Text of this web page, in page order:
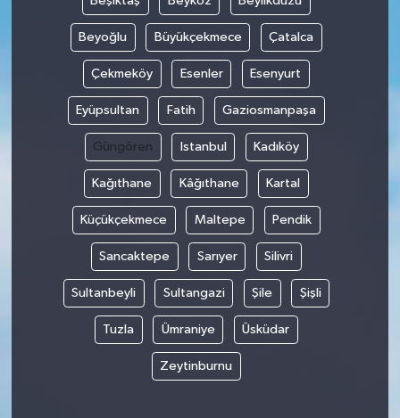
Beyoğlu Büyükçekmece Çatalca
Çekmeköy Esenler Esenyurt
Eyüpsultan Fatih Gaziosmanpaşa
Güngören Istanbul Kadıköy
Kağıthane Kâğıthane Kartal
Küçükçekmece Maltepe Pendik
Sancaktepe Sarıyer Silivri
Sultanbeyli Sultangazi Şile Şişli
Tuzla Ümraniye Üsküdar
Zeytinburnu